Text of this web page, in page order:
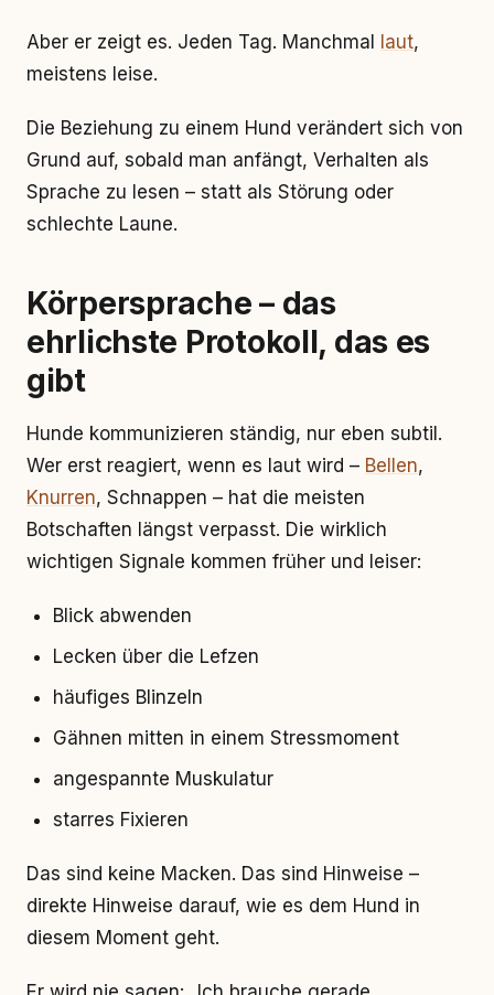
Aber er zeigt es. Jeden Tag. Manchmal laut,
meistens leise.
Die Beziehung zu einem Hund verändert sich von
Grund auf, sobald man anfängt, Verhalten als
Sprache zu lesen – statt als Störung oder
schlechte Laune.
Körpersprache – das
ehrlichste Protokoll, das es
gibt
Hunde kommunizieren ständig, nur eben subtil.
Wer erst reagiert, wenn es laut wird – Bellen,
Knurren, Schnappen – hat die meisten
Botschaften längst verpasst. Die wirklich
wichtigen Signale kommen früher und leiser:
Blick abwenden
Lecken über die Lefzen
häufiges Blinzeln
Gähnen mitten in einem Stressmoment
angespannte Muskulatur
starres Fixieren
Das sind keine Macken. Das sind Hinweise –
direkte Hinweise darauf, wie es dem Hund in
diesem Moment geht.